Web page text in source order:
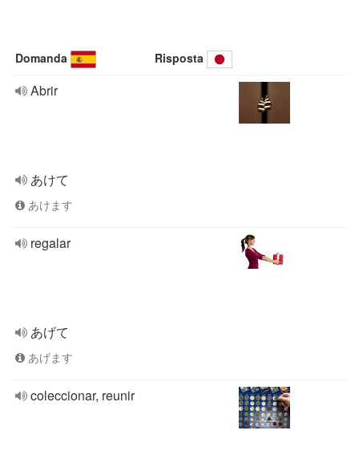
Domanda Risposta
Abrir
あけて
あけます
regalar
あげて
あげます
coleccionar, reunir